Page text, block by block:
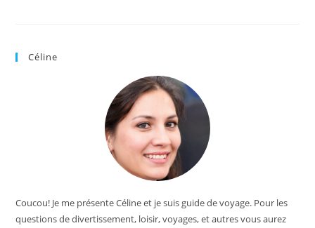
Céline
Coucou! Je me présente Céline et je suis guide de voyage. Pour les
questions de divertissement, loisir, voyages, et autres vous aurez